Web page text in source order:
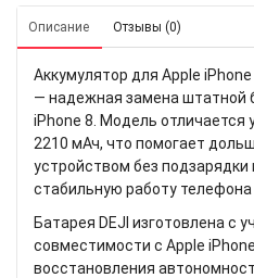
Описание Отзывы (0)
Аккумулятор для Apple
— надежная замена штатной
iPhone 8. Модель отличается
2210 мАч, что помогает
устройством без подзарядки
стабильную работу
Батарея DEJI изготовлена с
совместимости с Apple
восстановления